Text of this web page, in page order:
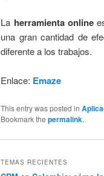
La herramienta online
una gran cantidad de
diferente a los trabajos.
Enlace: Emaze
This entry was posted in
Bookmark thepermalink.
TEMAS RECIENTES